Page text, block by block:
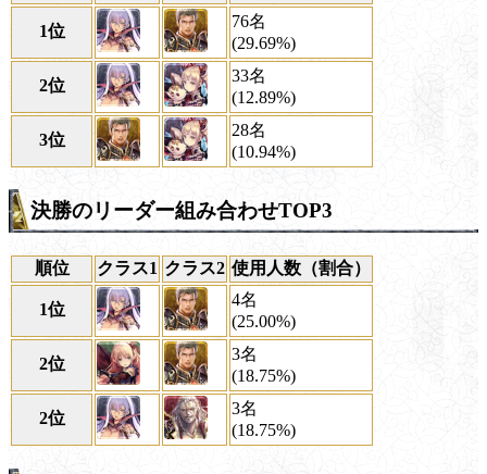
1位
76名
(29.69%)
2位
33名
(12.89%)
3位
28名
(10.94%)
決勝のリーダー組み合わせTOP3
順位 クラス1 クラス2 使用人数（割合）
1位
4名
(25.00%)
2位
3名
(18.75%)
2位
3名
(18.75%)